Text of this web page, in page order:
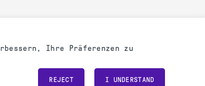
Powered by
Ihre Präferenzen zu
REJECT I UNDERSTAND